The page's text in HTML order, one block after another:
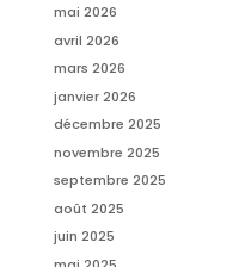
mai 2026
avril 2026
mars 2026
janvier 2026
décembre 2025
novembre 2025
septembre 2025
août 2025
juin 2025